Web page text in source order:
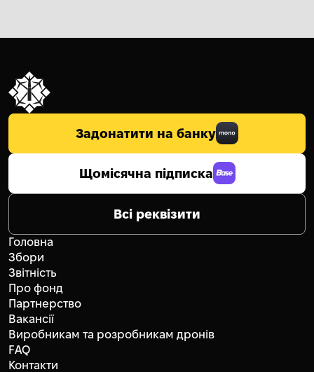
Задонатити на банку
Щомісячна підписка
Всі реквізити
Головна
Збори
Звітність
Про фонд
Партнерство
Вакансії
Виробникам та розробникам дронів
FAQ
Контакти